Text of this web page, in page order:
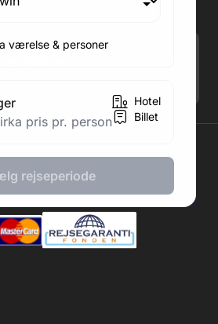
værelse & personer
pris pr. person
Hotel
Billet
rejseperiode